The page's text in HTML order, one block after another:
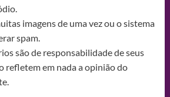
imagens de uma vez ou o sistema
spam.
são de responsabilidade de seus
refletem em nada a opinião do